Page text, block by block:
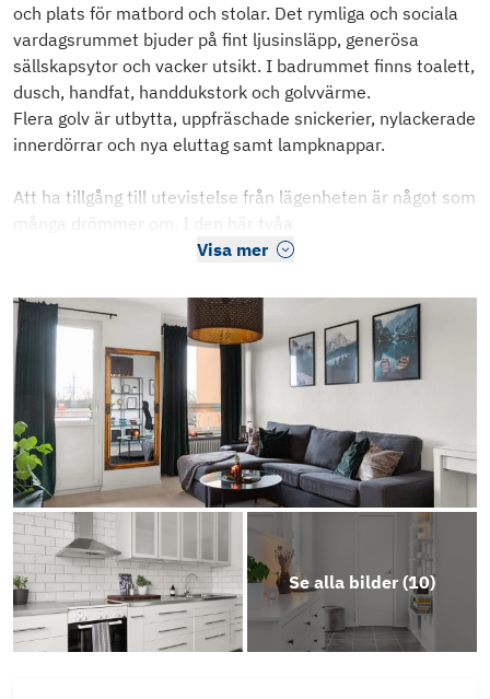
och plats för matbord och stolar. Det rymliga och sociala
vardagsrummet bjuder på fint ljusinsläpp, generösa
sällskapsytor och vacker utsikt. I badrummet finns toalett,
dusch, handfat, handdukstork och golvvärme.
Flera golv är utbytta, uppfräschade snickerier, nylackerade
innerdörrar och nya eluttag samt lampknappar.
Att ha tillgång till utevistelse från lägenheten är något som
många drömmer om. I den här tvåa
Visa mer
Se alla bilder (10)